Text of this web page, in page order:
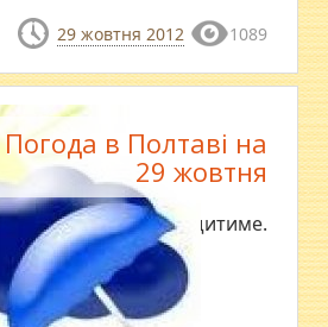
29 жовтня 2012 1089
Погода в Полтаві на
29 жовтня
29 жовтня у місті дощитиме.